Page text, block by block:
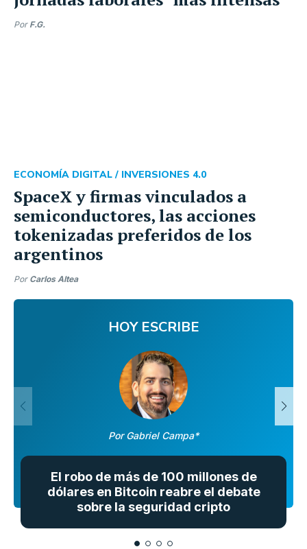
Por F.G.
SpaceX y firmas vinculados a
semiconductores, las acciones
tokenizadas preferidos de los
argentinos
ECONOMÍA DIGITAL / INVERSIONES 4.0
Por Carlos Altea
El robo de más de 100 millones de
dólares en Bitcoin reabre el debate
sobre la seguridad cripto
HOY ESCRIBE
Por Gabriel Campa*